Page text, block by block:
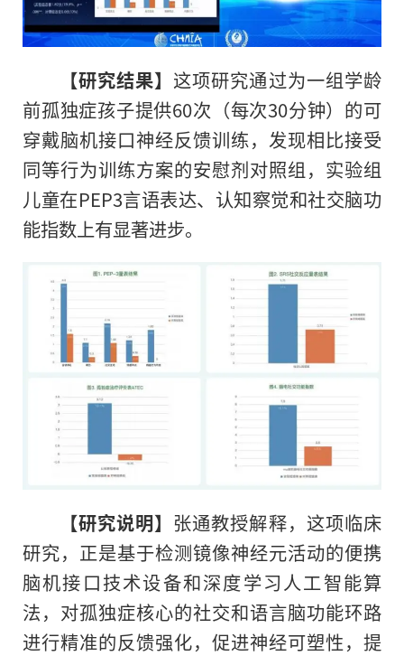
【研究结果】 这项研究通过为一组学龄
前孤独症孩子提供60次（每次30分钟）的可
穿戴脑机接口神经反馈训练，发现相比接受
同等行为训练方案的安慰剂对照组，实验组
儿童在PEP3言语表达、认知察觉和社交脑功
能指数上有显著进步。
【研究说明】 张通教授解释，这项临床
研究，正是基于检测镜像神经元活动的便携
脑机接口技术设备和深度学习人工智能算
法，对孤独症核心的社交和语言脑功能环路
进行精准的反馈强化，促进神经可塑性，提